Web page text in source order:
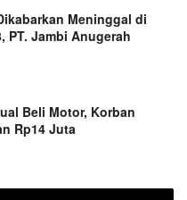
Meninggal di
PT. Jambi Anugerah
Beli Motor, Korban
Rp14 Juta